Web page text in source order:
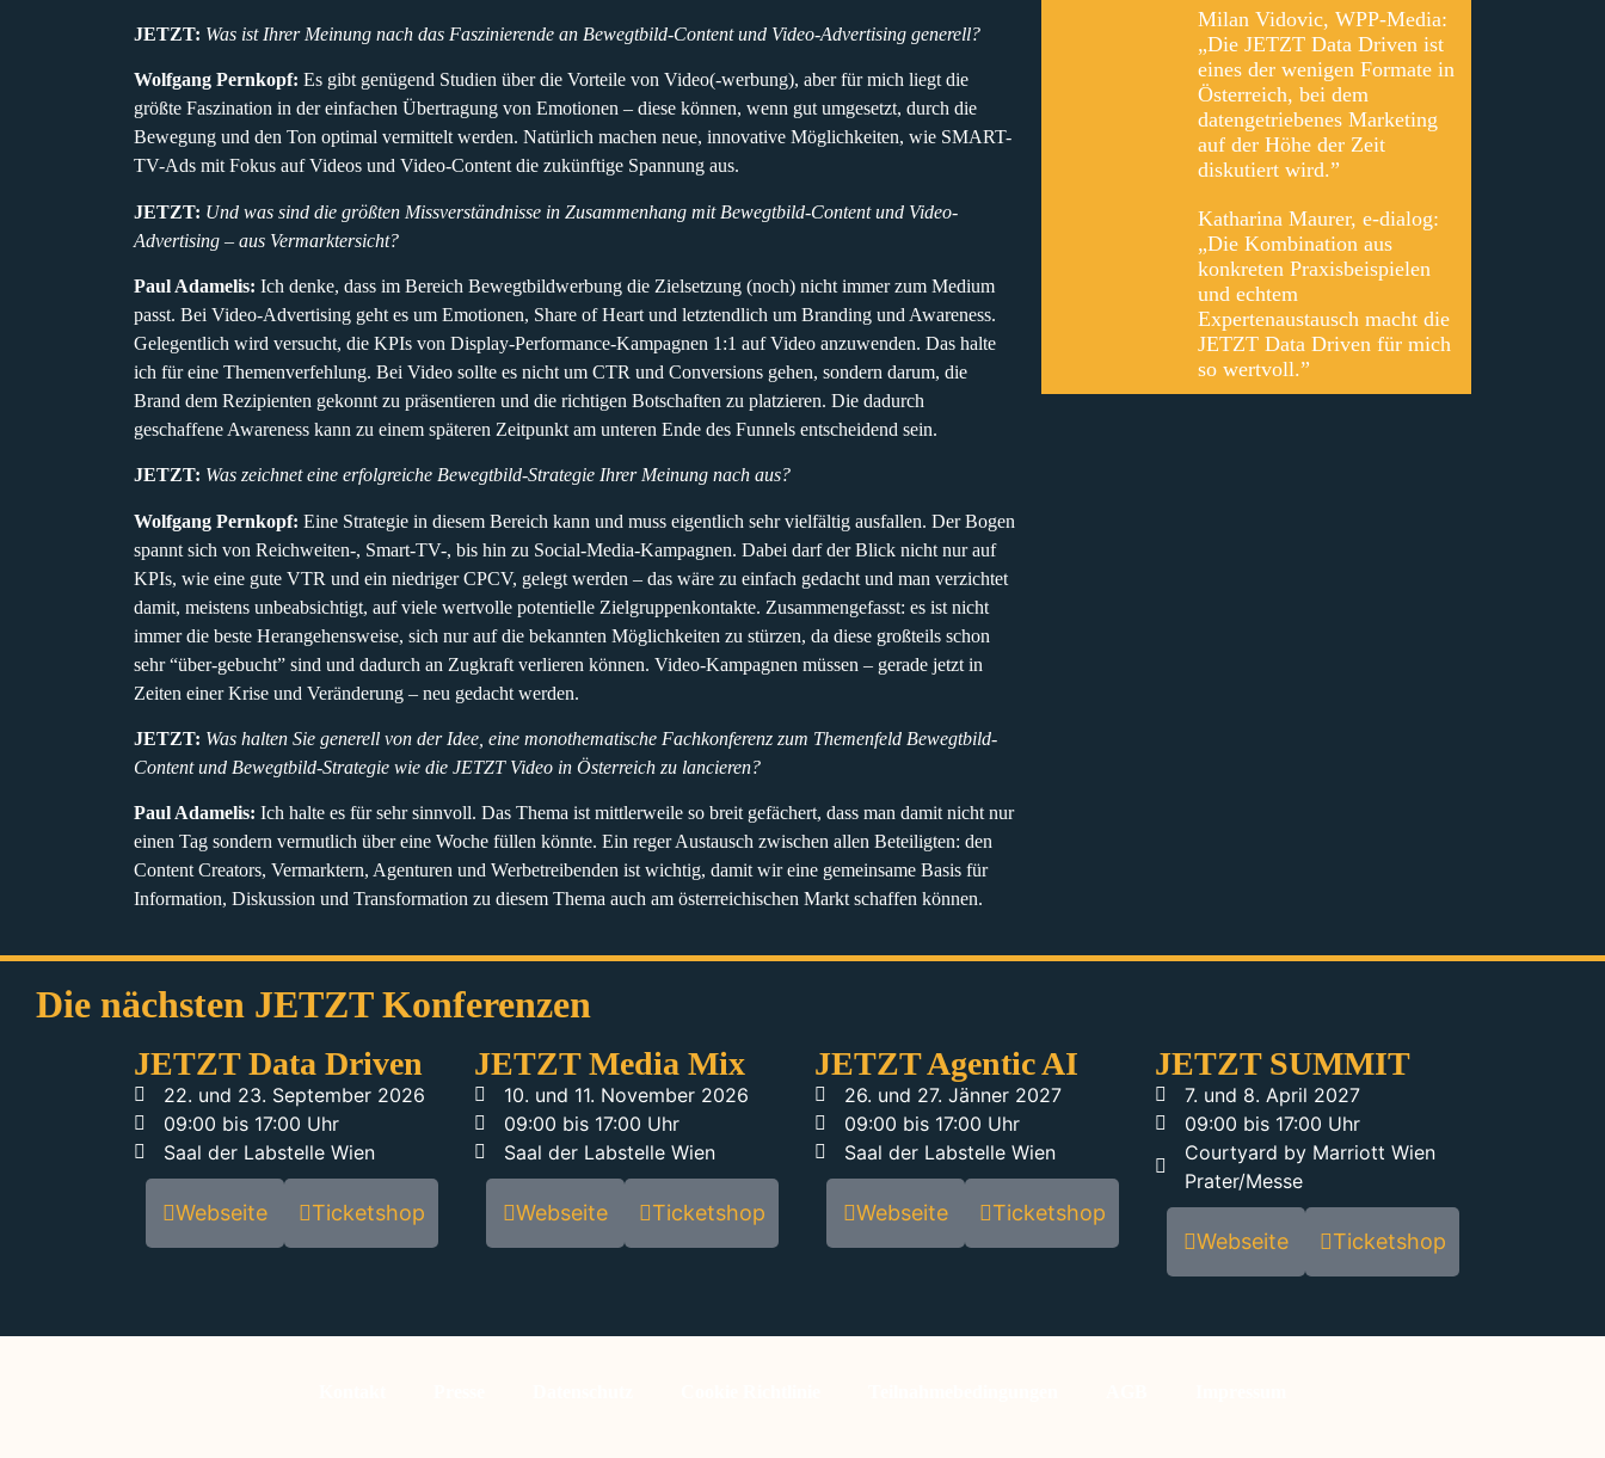
JETZT: Was ist Ihrer Meinung nach das Faszinierende an Bewegtbild-Content und Video-Advertising generell?
Wolfgang Pernkopf: Es gibt genügend Studien über die Vorteile von Video(-werbung), aber für mich liegt die
größte Faszination in der einfachen Übertragung von Emotionen – diese können, wenn gut umgesetzt, durch die
Bewegung und den Ton optimal vermittelt werden. Natürlich machen neue, innovative Möglichkeiten, wie SMART-
TV-Ads mit Fokus auf Videos und Video-Content die zukünftige Spannung aus.
JETZT: Und was sind die größten Missverständnisse in Zusammenhang mit Bewegtbild-Content und Video-
Advertising – aus Vermarktersicht?
Paul Adamelis: Ich denke, dass im Bereich Bewegtbildwerbung die Zielsetzung (noch) nicht immer zum Medium
passt. Bei Video-Advertising geht es um Emotionen, Share of Heart und letztendlich um Branding und Awareness.
Gelegentlich wird versucht, die KPIs von Display-Performance-Kampagnen 1:1 auf Video anzuwenden. Das halte
ich für eine Themenverfehlung. Bei Video sollte es nicht um CTR und Conversions gehen, sondern darum, die
Brand dem Rezipienten gekonnt zu präsentieren und die richtigen Botschaften zu platzieren. Die dadurch
geschaffene Awareness kann zu einem späteren Zeitpunkt am unteren Ende des Funnels entscheidend sein.
JETZT: Was zeichnet eine erfolgreiche Bewegtbild-Strategie Ihrer Meinung nach aus?
Wolfgang Pernkopf: Eine Strategie in diesem Bereich kann und muss eigentlich sehr vielfältig ausfallen. Der Bogen
spannt sich von Reichweiten-, Smart-TV-, bis hin zu Social-Media-Kampagnen. Dabei darf der Blick nicht nur auf
KPIs, wie eine gute VTR und ein niedriger CPCV, gelegt werden – das wäre zu einfach gedacht und man verzichtet
damit, meistens unbeabsichtigt, auf viele wertvolle potentielle Zielgruppenkontakte. Zusammengefasst: es ist nicht
immer die beste Herangehensweise, sich nur auf die bekannten Möglichkeiten zu stürzen, da diese großteils schon
sehr “über-gebucht” sind und dadurch an Zugkraft verlieren können. Video-Kampagnen müssen – gerade jetzt in
Zeiten einer Krise und Veränderung – neu gedacht werden.
JETZT: Was halten Sie generell von der Idee, eine monothematische Fachkonferenz zum Themenfeld Bewegtbild-
Content und Bewegtbild-Strategie wie die JETZT Video in Österreich zu lancieren?
Paul Adamelis: Ich halte es für sehr sinnvoll. Das Thema ist mittlerweile so breit gefächert, dass man damit nicht nur
einen Tag sondern vermutlich über eine Woche füllen könnte. Ein reger Austausch zwischen allen Beteiligten: den
Content Creators, Vermarktern, Agenturen und Werbetreibenden ist wichtig, damit wir eine gemeinsame Basis für
Information, Diskussion und Transformation zu diesem Thema auch am österreichischen Markt schaffen können.
Milan Vidovic, WPP-Media:
„Die JETZT Data Driven ist
eines der wenigen Formate in
Österreich, bei dem
datengetriebenes Marketing
auf der Höhe der Zeit
diskutiert wird.”
Katharina Maurer, e‑dialog:
„Die Kombination aus
konkreten Praxisbeispielen
und echtem
Expertenaustausch macht die
JETZT Data Driven für mich
so wertvoll.”
Die nächsten JETZT Konferenzen
JETZT Data Driven
22. und 23. September 2026
09:00 bis 17:00 Uhr
Saal der Labstelle Wien
Webseite Ticketshop
JETZT Media Mix
10. und 11. November 2026
09:00 bis 17:00 Uhr
Saal der Labstelle Wien
Webseite Ticketshop
JETZT Agentic AI
26. und 27. Jänner 2027
09:00 bis 17:00 Uhr
Saal der Labstelle Wien
Webseite Ticketshop
JETZT SUMMIT
7. und 8. April 2027
09:00 bis 17:00 Uhr
Courtyard by Marriott Wien
Prater/Messe
Webseite Ticketshop